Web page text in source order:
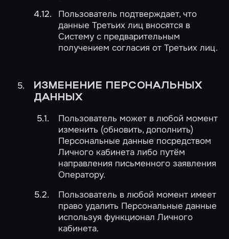
Пользователь подтверждает, что
данные Третьих лиц вносятся в
Систему с предварительным
получением согласия от Третьих лиц.
ИЗМЕНЕНИЕ ПЕРСОНАЛЬНЫХ
ДАННЫХ
Пользователь может в любой момент
изменить (обновить, дополнить)
Персональные данные посредством
Личного кабинета либо путём
направления письменного заявления
Оператору.
Пользователь в любой момент имеет
право удалить Персональные данные
используя функционал Личного
кабинета.